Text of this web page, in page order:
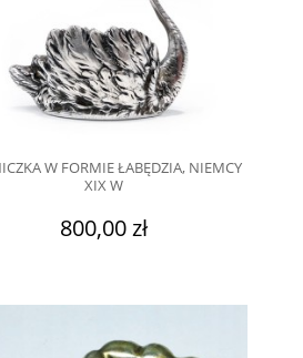
W FORMIE ŁABĘDZIA, NIEMCY
XIX W
800,00 zł